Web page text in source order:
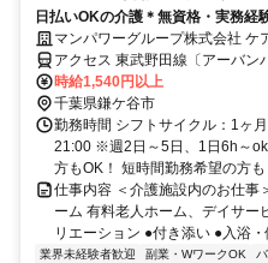
日払いOKの介護＊無資格・実務経
要！WEB・電話登録OK】
マンパワーグループ株式会社 ケ
アクセス 東武野田線〔アーバン
分、京成松戸線 初富徒歩約20分
バイク通勤OK（派遣先による）
時給1,540円以上
千葉県鎌ケ谷市
勤務時間 シフトサイクル：1ヶ
21:00 ※週2日～5日、1日6h～
方もOK！ 短時間勤務希望の方
仕事内容 ＜介護施設内のお仕事
ーム 有料老人ホーム、デイサ
リエーション ●付き添い ●入浴
業界未経験者歓迎 副業・WワークOK